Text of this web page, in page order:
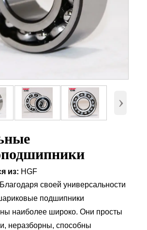
›
из: HGF
Благодаря своей универсальности
подшипники
наиболее широко. Они просты
неразборны, способны
50 мм
72 мм.